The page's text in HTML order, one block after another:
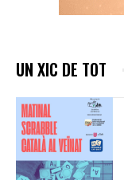
UN XIC DE TOT